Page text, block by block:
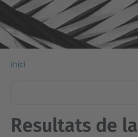
Inici
Resultats de